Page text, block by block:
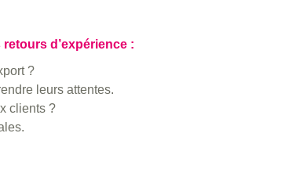
d’expérience :
?
leurs attentes.
clients ?